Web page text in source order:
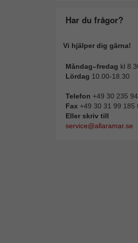
Har du frågor?
Vi hjälper dig gärna!
Måndag–fredag kl
Lördag 10.00-18.30
Telefon +49 30 235
Fax +49 30 31 99 185
Eller skriv till
service@allaramar.se